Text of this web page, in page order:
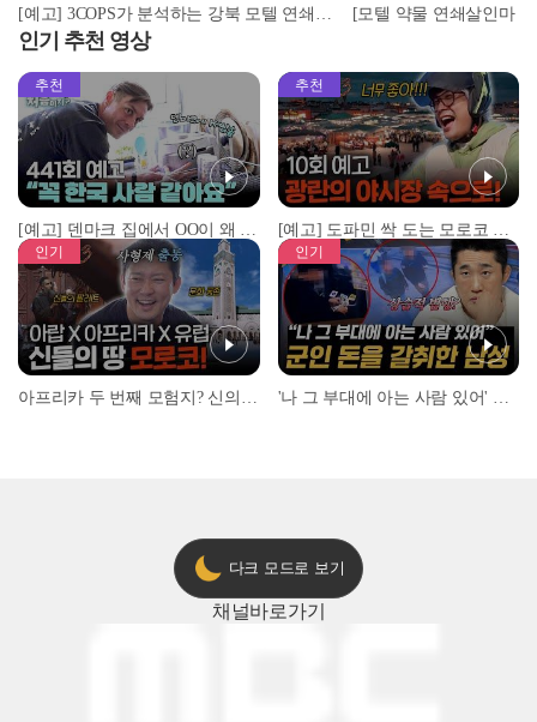
[예고] 3COPS가 분석하는 강북 모텔 연쇄살인마 김소영, 그 실체는?
인기 추천 영상
추천
[예고] 덴마크 집에서 OO이 왜 나와...? 이상할 정도로 한국을 사랑하는 우리 형을 제보합니다!
추천
[예고] 도파민 싹 도는 모로코 야시장 투어!
인기 인기
다크 모드로 보기
채널바로가기